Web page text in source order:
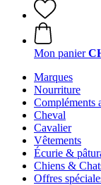
Mon panier
Marques
Nourriture
Compléments
Cheval
Cavalier
Vêtements
Écurie &
Chiens &
Offres